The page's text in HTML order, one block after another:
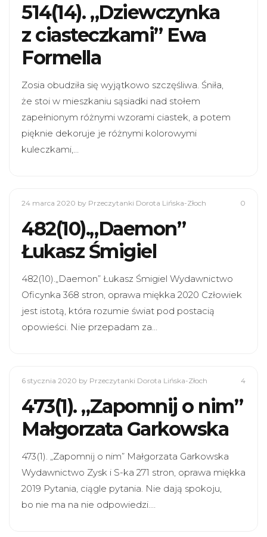
514(14). „Dziewczynka
z ciasteczkami” Ewa
Formella
Zosia obudziła się wyjątkowo szczęśliwa. Śniła,
że stoi w mieszkaniu sąsiadki nad stołem
zapełnionym różnymi wzorami ciastek, a potem
pięknie dekoruje je różnymi kolorowymi
kuleczkami,…
24 marca 2020 by Przeczytanki Dorota Lińska-Złoch 0
482(10).„Daemon”
Łukasz Śmigiel
482(10).„Daemon” Łukasz Śmigiel Wydawnictwo
Oficynka 368 stron, oprawa miękka 2020 Człowiek
jest istotą, która rozumie świat pod postacią
opowieści. Nie przepadam za…
6 stycznia 2020 by Przeczytanki Dorota Lińska-Złoch 4
473(1). „Zapomnij o nim”
Małgorzata Garkowska
473(1). „Zapomnij o nim” Małgorzata Garkowska
Wydawnictwo Zysk i S-ka 271 stron, oprawa miękka
2019 Pytania, ciągle pytania. Nie dają spokoju,
bo nie ma na nie odpowiedzi.…